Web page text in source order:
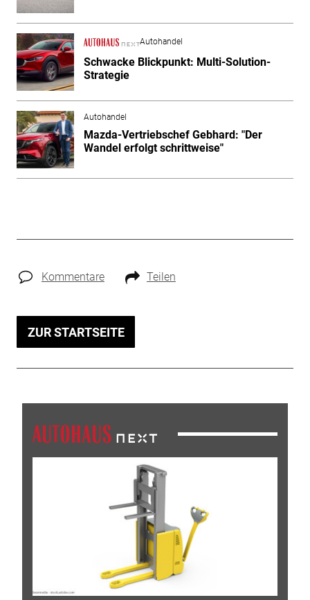
Autohandel
Schwacke Blickpunkt: Multi-Solution-
Strategie
Autohandel
Mazda-Vertriebschef Gebhard: "Der
Wandel erfolgt schrittweise"
Kommentare Teilen
ZUR STARTSEITE